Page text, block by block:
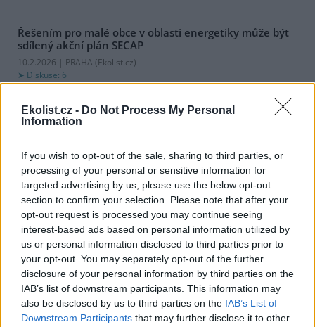
Ekolist.cz - Do Not Process My Personal
Information
If you wish to opt-out of the sale, sharing to third parties, or
processing of your personal or sensitive information for
targeted advertising by us, please use the below opt-out
section to confirm your selection. Please note that after your
opt-out request is processed you may continue seeing
interest-based ads based on personal information utilized by
us or personal information disclosed to third parties prior to
your opt-out. You may separately opt-out of the further
disclosure of your personal information by third parties on the
IAB’s list of downstream participants. This information may
also be disclosed by us to third parties on the IAB’s List of
Downstream Participants that may further disclose it to other
Řešením pro malé obce v oblasti energetiky může být
sdílený akční plán SECAP
10.2.2026 | PRAHA (Ekolist.cz)
Diskuse: 6
Akční plán pro udržitelnou
energetiku a klima (SECAP) se
stal klíčovým strategickým
závazek v rámci Paktu starostů a primátorů, iniciovaného
Evropskou komisí. Sdílený SECAP přináší menším obcím možnost
vytvořit společný plán a snížit náklady na jeho přípravu.
Sezóna malých zajíčků začala. Jak správně postupovat
při jejich nálezech?
6.2.2026 | PRAHA (Ekolist.cz)
Na pohotovostním telefonu
Pražské zvířecí záchranky
zazněla první letošní informace
o nálezu novorozeného zajíčka
2. února. A od toho dne se
podobná zpráva opakovala už 3krát. Rodí se zajíčci. Ve městech je